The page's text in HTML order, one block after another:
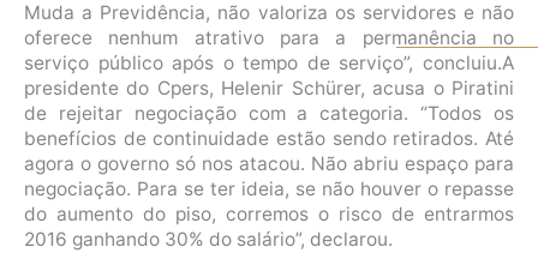
Muda a Previdência, não valoriza os servidores e não
oferece nenhum atrativo para a permanência no
serviço público após o tempo de serviço”, concluiu.A
presidente do Cpers, Helenir Schürer, acusa o Piratini
de rejeitar negociação com a categoria. “Todos os
benefícios de continuidade estão sendo retirados. Até
agora o governo só nos atacou. Não abriu espaço para
negociação. Para se ter ideia, se não houver o repasse
do aumento do piso, corremos o risco de entrarmos
2016 ganhando 30% do salário”, declarou.